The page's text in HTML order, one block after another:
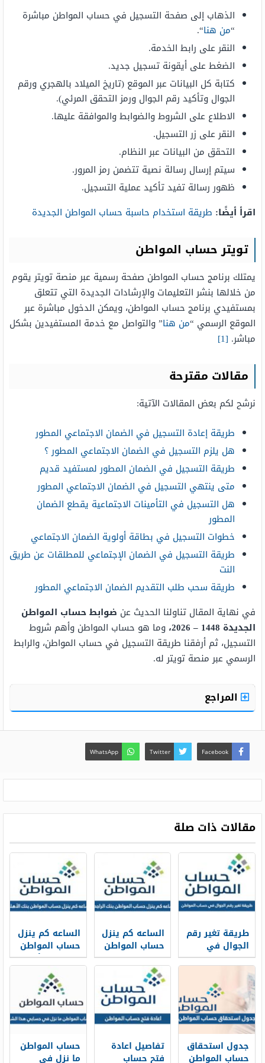
الذهاب إلى صفحة التسجيل في حساب المواطن مباشرة
“من هنا“.
النقر على رابط الخدمة.
الضغط على أيقونة تسجيل جديد.
كتابة كل البيانات عبر الموقع (تاريخ الميلاد بالهجري ورقم
الجوال وتأكيد رقم الجوال ورمز التحقق المرئي).
الاطلاع على الشروط والضوابط والموافقة عليها.
النقر على زر التسجيل.
التحقق من البيانات عبر النظام.
سيتم إرسال رسالة نصية تتضمن رمز المرور.
ظهور رسالة تفيد تأكيد عملية التسجيل.
اقرأ أيضًا: طريقة استخدام حاسبة حساب المواطن الجديدة
تويتر حساب المواطن
يمتلك برنامج حساب المواطن صفحة رسمية عبر منصة تويتر يقوم
من خلالها بنشر التعليمات والإرشادات الجديدة التي تتعلق
بمستفيدي برنامج حساب المواطن، ويمكن الدخول مباشرة عبر
الموقع الرسمي “من هنا” والتواصل مع خدمة المستفيدين بشكل
مباشر. [1]
مقالات مقترحة
نرشح لكم بعض المقالات الآتية:
طريقة إعادة التسجيل في الضمان الاجتماعي المطور
هل يلزم التسجيل في الضمان الاجتماعي المطور ؟
طريقة التسجيل في الضمان المطور لمستفيد قديم
متى ينتهي التسجيل في الضمان الاجتماعي المطور
هل التسجيل في التأمينات الاجتماعية يقطع الضمان
المطور
خطوات التسجيل في بطاقة أولوية الضمان الاجتماعي
طريقة التسجيل في الضمان الإجتماعي للمطلقات عن طريق
النت
طريقة سحب طلب التقديم الضمان الاجتماعي المطور
في نهاية المقال تناولنا الحديث عن ضوابط حساب المواطن
الجديدة 1448 – 2026،
وما هو حساب المواطن وأهم شروط
التسجيل، ثم أرفقنا طريقة التسجيل في حساب المواطن، والرابط
الرسمي عبر منصة تويتر له.
المراجع
Facebook
Twitter
WhatsApp
مقالات ذات صلة
طريقة تغير رقم
الجوال في
حساب المواطن
بالخطوات 1448
الساعه كم ينزل
حساب المواطن
في بنك
الراجحي 1448
الساعه كم ينزل
حساب المواطن
في بنك الأهلي
1448
جدول استحقاق
حساب المواطن
تفاصيل اعادة
فتح حساب
حساب المواطن
ما نزل في